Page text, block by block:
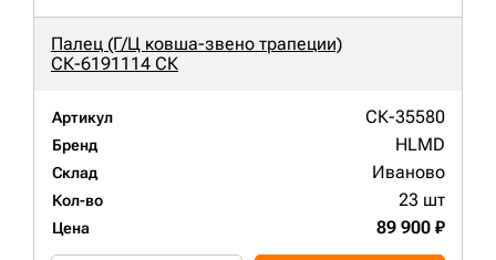
Палец (Г/Ц ковша-звено трапеции)
СК-6191114 СК
Артикул СК-35580
Бренд HLMD
Склад Иваново
Кол-во 23 шт
Цена 89 900 ₽